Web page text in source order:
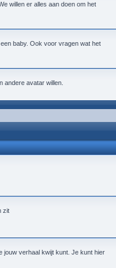
willen er alles aan doen om het
baby. Ook voor vragen wat het
andere avatar willen.
zit
jouw verhaal kwijt kunt. Je kunt hier